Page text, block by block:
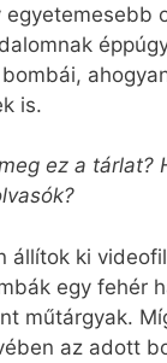
egyetemesebb
is.
ez a tárlat?
állítok ki
egy fehér
műtárgyak.
az adott